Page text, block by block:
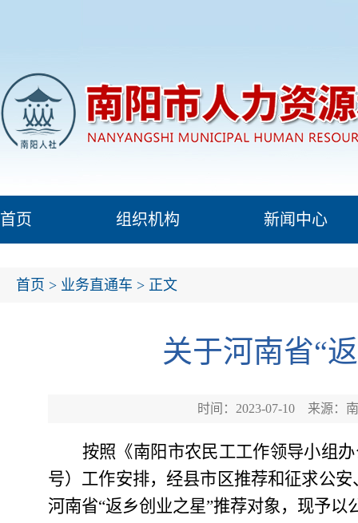
首页 组织机构 新闻中心
首页 > 业务直通车 > 正文
关于河南省“
时间：2023-07-10 来源：
按照《南阳市农民工工作领导小组
号）工作安排，经县市区推荐和征求公安
河南省“返乡创业之星”推荐对象，现予以